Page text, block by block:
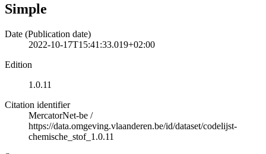
Simple
Date (Publication date)
2022-10-17T15:41:33.019+02:00
Edition
1.0.11
Citation identifier
MercatorNet-be /
https://data.omgeving.vlaanderen.be/id/dataset/codelijst-
chemische_stof_1.0.11